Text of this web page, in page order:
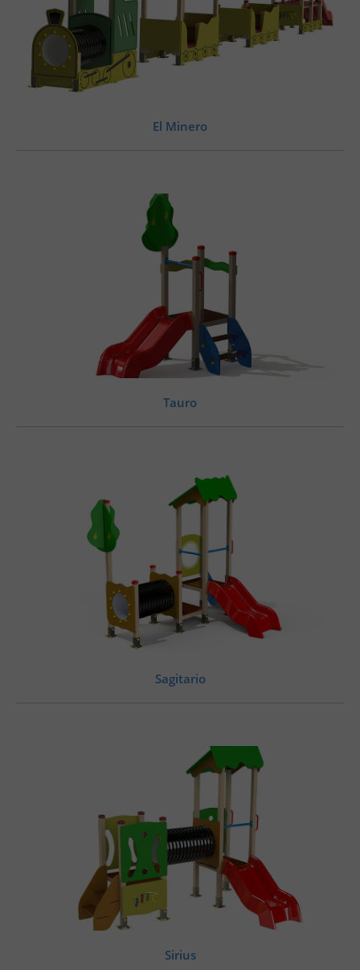
El Minero
Tauro
Sagitario
Sirius